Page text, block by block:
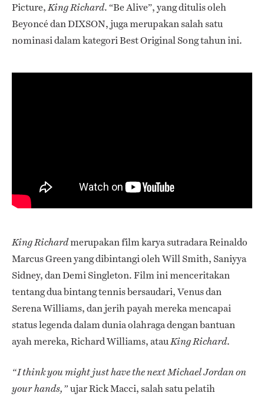
Picture,King Richard. “Be Alive”, yang ditulis oleh
Beyoncé dan DIXSON, juga merupakan salah satu
nominasi dalam kategori Best Original Song tahun ini.
King Richardmerupakan film karya sutradara Reinaldo
Marcus Green yang dibintangi oleh Will Smith, Saniyya
Sidney, dan Demi Singleton. Film ini menceritakan
tentang dua bintang tennis bersaudari, Venus dan
Serena Williams, dan jerih payah mereka mencapai
status legenda dalam dunia olahraga dengan bantuan
ayah mereka, Richard Williams, atauKing Richard.
“I think you might just have the next Michael Jordan on
your hands,” ujar Rick Macci, salah satu pelatih